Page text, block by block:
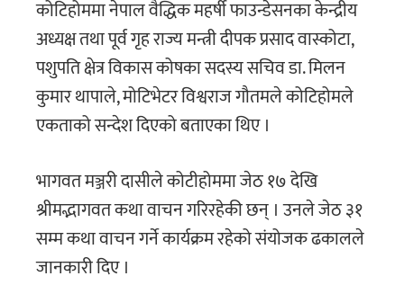
कोटिहोममा नेपाल वैद्धिक महर्षी फाउन्डेसनका केन्द्रीय
अध्यक्ष तथा पूर्व गृह राज्य मन्त्री दीपक प्रसाद वास्कोटा,
पशुपति क्षेत्र विकास कोषका सदस्य सचिव डा. मिलन
कुमार थापाले, मोटिभेटर विश्वराज गौतमले कोटिहोमले
एकताको सन्देश दिएको बताएका थिए ।
भागवत मञ्जरी दासीले कोटीहोममा जेठ १७ देखि
श्रीमद्भागवत कथा वाचन गरिरहेकी छन् । उनले जेठ ३१
सम्म कथा वाचन गर्ने कार्यक्रम रहेको संयोजक ढकालले
जानकारी दिए ।